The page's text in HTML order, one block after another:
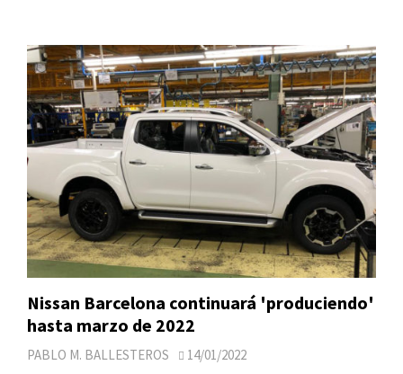
Nissan Barcelona continuará 'produciendo'
hasta marzo de 2022
PABLO M. BALLESTEROS 14/01/2022